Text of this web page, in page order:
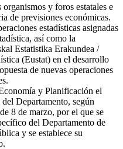
y foros estatales e
de previsiones económicas.
estadísticas asignadas
así como la
Estatistika Erakundea /
(Eustat) en el desarrollo
de nuevas operaciones
y Planificación el
Departamento, según
8 de marzo, por el que se
del Departamento de
y se establece su